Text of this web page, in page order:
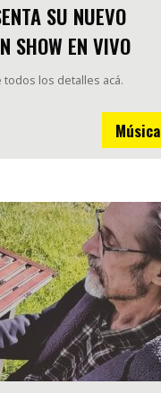
SU NUEVO
SHOW EN VIVO
los detalles acá.
Música